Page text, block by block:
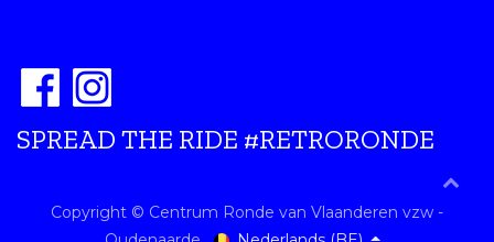
SPREAD THE RIDE #RETRORONDE
Copyright © Centrum Ronde van Vlaanderen vzw -